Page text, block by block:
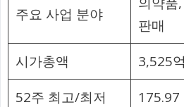
주요 사업 분야
판매
시가총액
3,525
52주 최고/최저
175.97